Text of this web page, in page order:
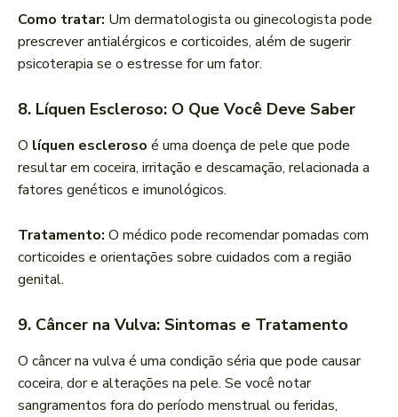
Como tratar: Um dermatologista ou ginecologista pode
prescrever antialérgicos e corticoides, além de sugerir
psicoterapia se o estresse for um fator.
8. Líquen Escleroso: O Que Você Deve Saber
O líquen escleroso é uma doença de pele que pode
resultar em coceira, irritação e descamação, relacionada a
fatores genéticos e imunológicos.
Tratamento: O médico pode recomendar pomadas com
corticoides e orientações sobre cuidados com a região
genital.
9. Câncer na Vulva: Sintomas e Tratamento
O câncer na vulva é uma condição séria que pode causar
coceira, dor e alterações na pele. Se você notar
sangramentos fora do período menstrual ou feridas,